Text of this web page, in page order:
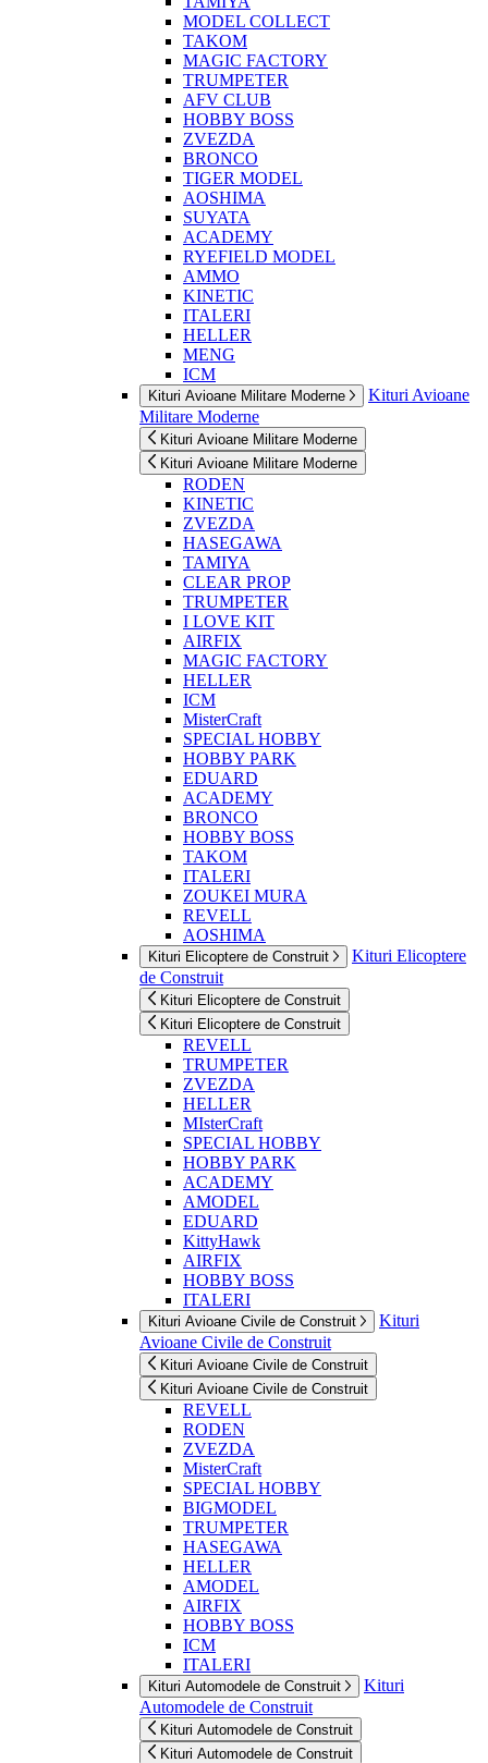
MODEL COLLECT
TAKOM
MAGIC FACTORY
TRUMPETER
AFV CLUB
HOBBY BOSS
ZVEZDA
BRONCO
TIGER MODEL
AOSHIMA
SUYATA
ACADEMY
RYEFIELD MODEL
AMMO
KINETIC
ITALERI
HELLER
MENG
ICM
Kituri Avioane Militare Moderne
Kituri Avioane
Militare Moderne
Kituri Avioane Militare Moderne
Kituri Avioane Militare Moderne
RODEN
KINETIC
ZVEZDA
HASEGAWA
TAMIYA
CLEAR PROP
TRUMPETER
I LOVE KIT
AIRFIX
MAGIC FACTORY
HELLER
ICM
MisterCraft
SPECIAL HOBBY
HOBBY PARK
EDUARD
ACADEMY
BRONCO
HOBBY BOSS
TAKOM
ITALERI
ZOUKEI MURA
REVELL
AOSHIMA
Kituri Elicoptere de Construit
Kituri Elicoptere
de Construit
Kituri Elicoptere de Construit
Kituri Elicoptere de Construit
REVELL
TRUMPETER
ZVEZDA
HELLER
MIsterCraft
SPECIAL HOBBY
HOBBY PARK
ACADEMY
AMODEL
EDUARD
KittyHawk
AIRFIX
HOBBY BOSS
ITALERI
Kituri Avioane Civile de Construit
Kituri
Avioane Civile de Construit
Kituri Avioane Civile de Construit
Kituri Avioane Civile de Construit
REVELL
RODEN
ZVEZDA
MisterCraft
SPECIAL HOBBY
BIGMODEL
TRUMPETER
HASEGAWA
HELLER
AMODEL
AIRFIX
HOBBY BOSS
ICM
ITALERI
Kituri Automodele de Construit
Kituri
Automodele de Construit
Kituri Automodele de Construit
Kituri Automodele de Construit